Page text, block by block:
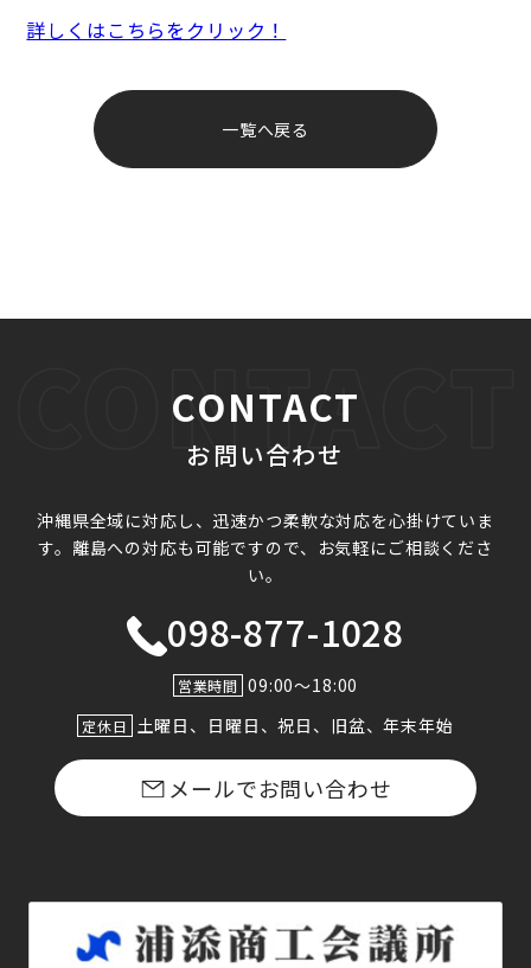
詳しくはこちらをクリック！
一覧へ戻る
CONTACT
お問い合わせ
沖縄県全域に対応し、迅速かつ柔軟な対応を心掛けていま
す。 離島への対応も可能ですので、お気軽にご相談くださ
い。
098-877-1028
営業時間 09:00〜18:00
定休日 土曜日、日曜日、祝日、旧盆、年末年始
メールでお問い合わせ